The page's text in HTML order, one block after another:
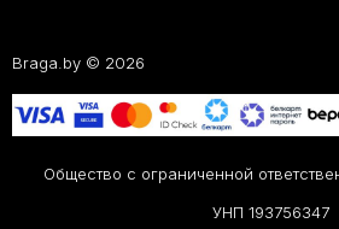
Braga.by © 2026
Общество с ограниченной
УНП 193756347